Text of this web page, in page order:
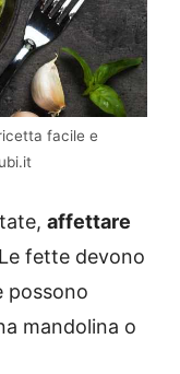
facile e
affettare
fette devono
possono
mandolina o